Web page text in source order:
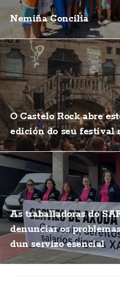
Nemiña Concilia
O Castelo Rock abre
edición do seu festival
As traballadoras do
denunciar os
dun servizo esencial